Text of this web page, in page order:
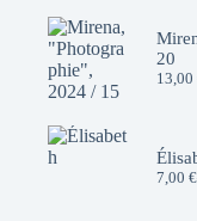
20
13,00
7,00 €